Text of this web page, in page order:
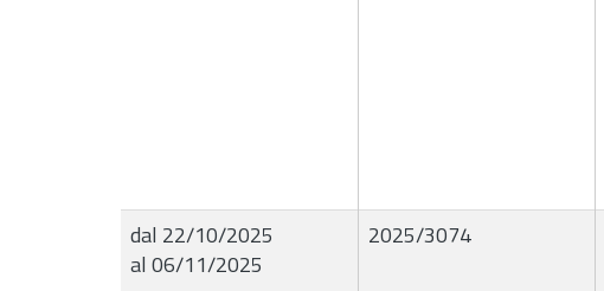
dal 22/10/2025
al 06/11/2025
2025/3074